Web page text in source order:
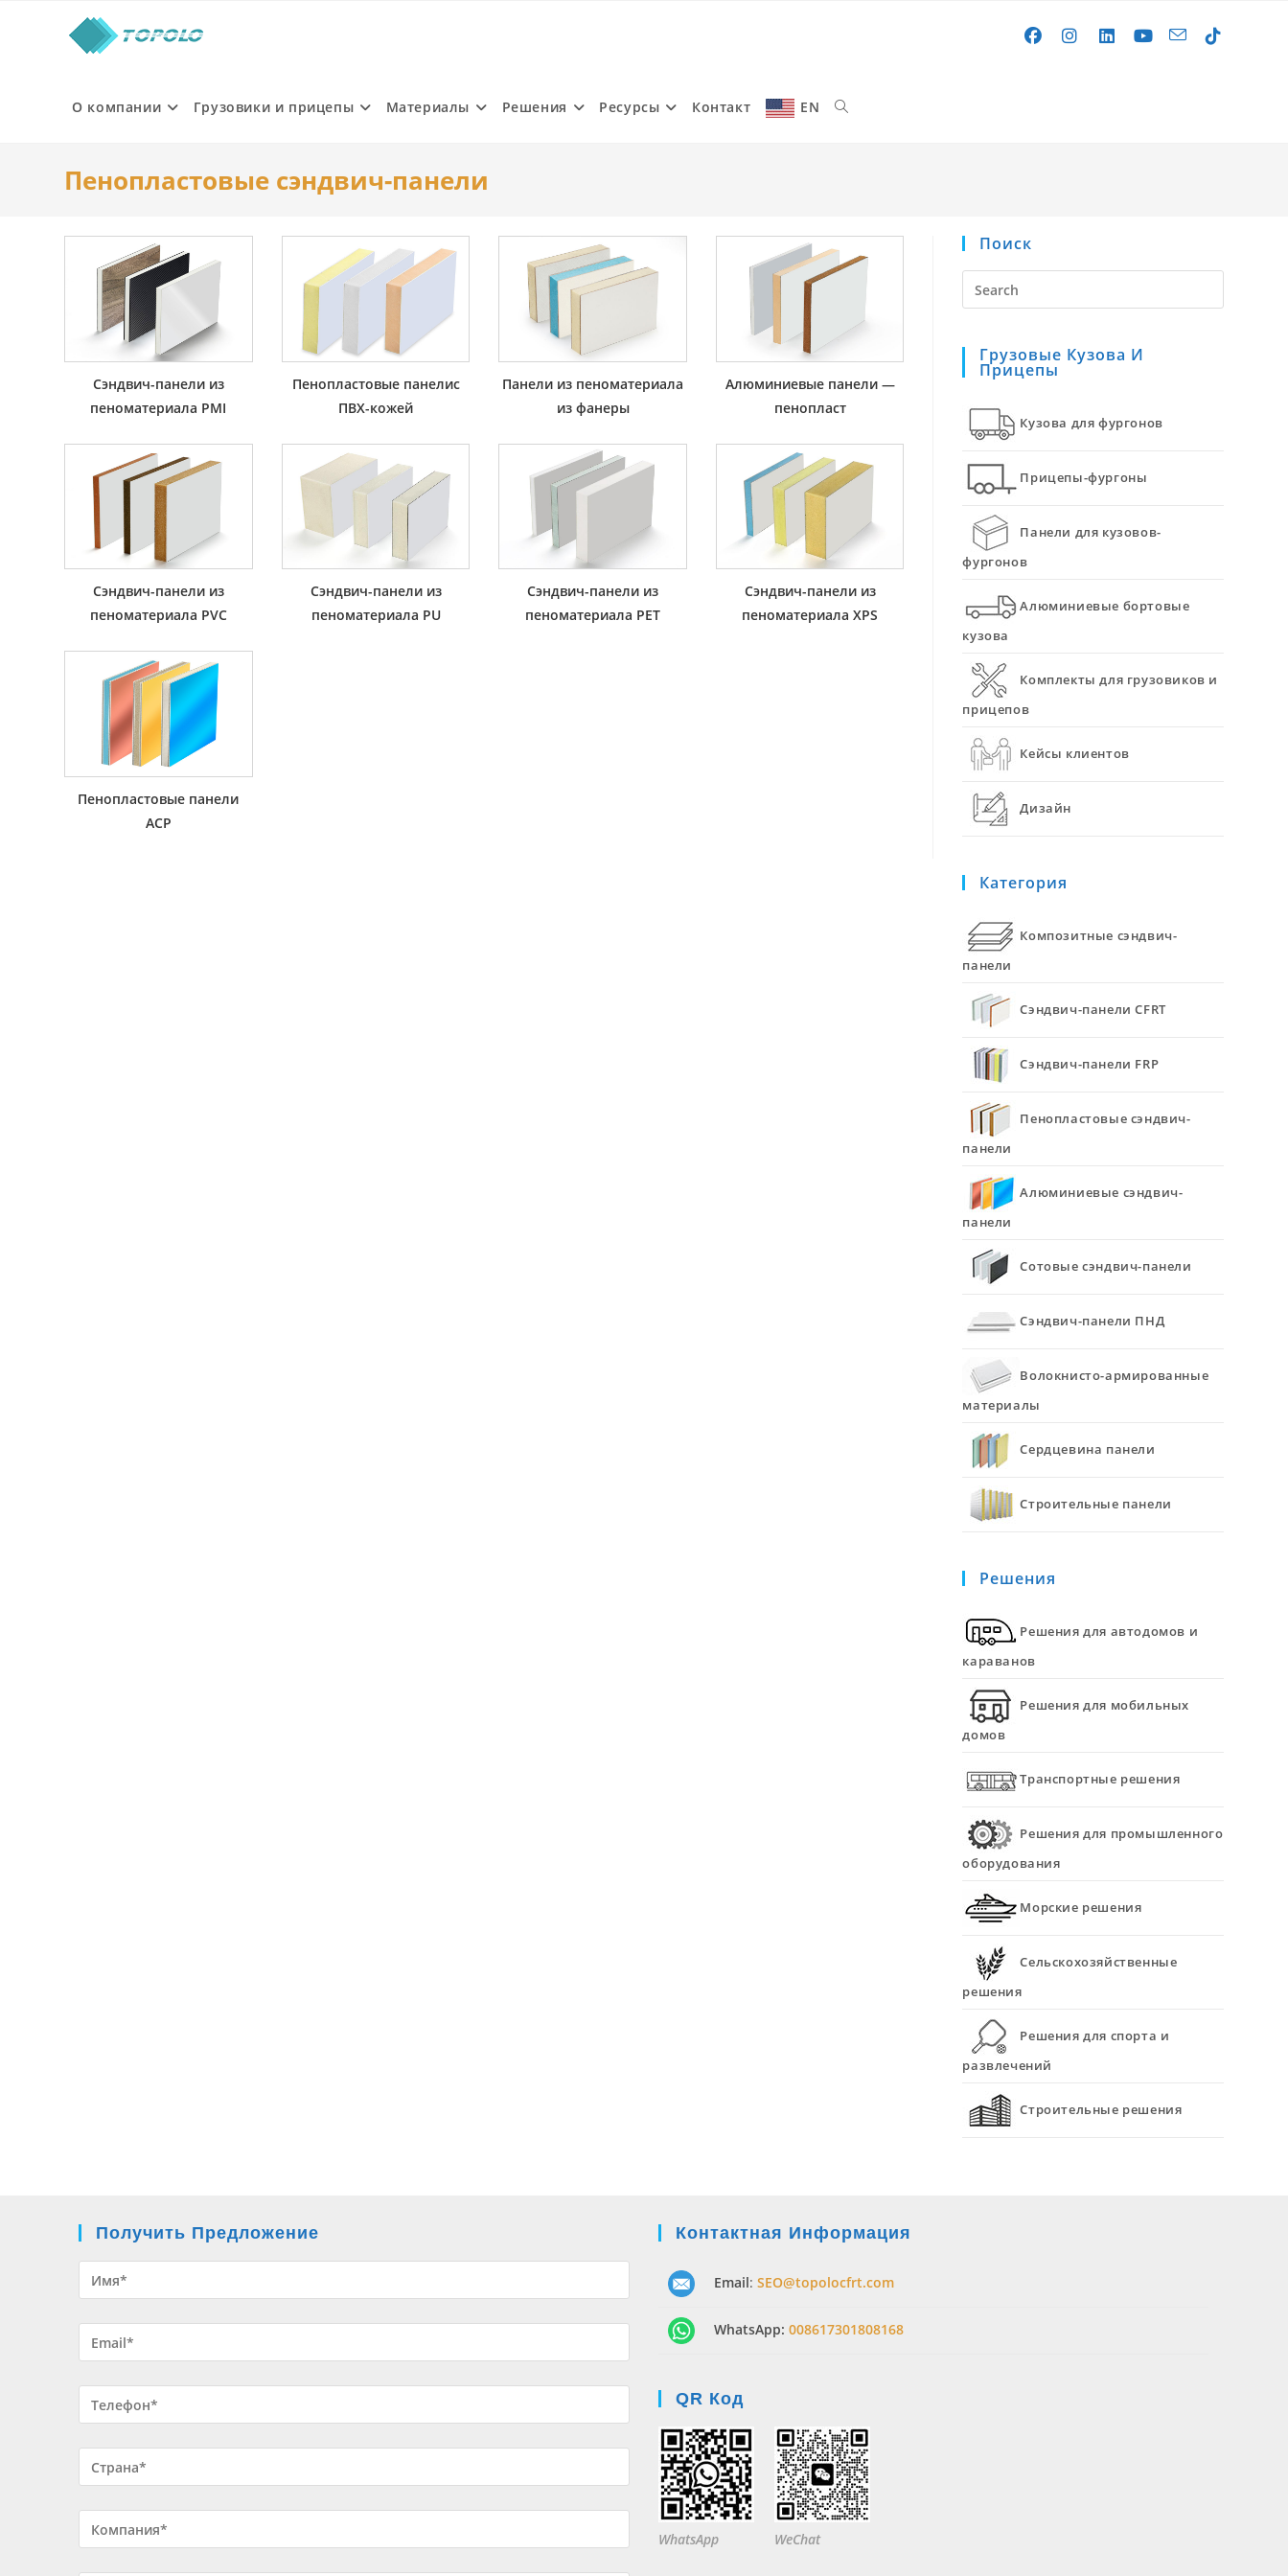
О компании Грузовики и прицепы Материалы Решения Ресурсы Контакт EN Toggle
search
Пенопластовые сэндвич-панели
Сэндвич-панели из
пеноматериала PMI
Пенопластовые панелис
ПВХ-кожей
Панели из пеноматериала
из фанеры
Алюминиевые панели —
пенопласт
Сэндвич-панели из
пеноматериала PVC
Сэндвич-панели из
пеноматериала PU
Сэндвич-панели из
пеноматериала PET
Сэндвич-панели из
пеноматериала XPS
Пенопластовые панели
ACP
Поиск
Escape
Грузовые Кузова И
Прицепы
Кузова для фургонов
Прицепы-фургоны
Панели для кузовов-
фургонов
Алюминиевые бортовые
кузова
Комплекты для грузовиков и
прицепов
Кейсы клиентов
Дизайн
Категория
Композитные сэндвич-
панели
Сэндвич-панели CFRT
Сэндвич-панели FRP
Пенопластовые сэндвич-
панели
Алюминиевые сэндвич-
панели
Сотовые сэндвич-панели
Сэндвич-панели ПНД
Волокнисто-армированные
материалы
Сердцевина панели
Строительные панели
Решения
Решения для автодомов и
караванов
Решения для мобильных
домов
Транспортные решения
Решения для промышленного
оборудования
Морские решения
Сельскохозяйственные
решения
Решения для спорта и
развлечений
Строительные решения
Получить Предложение Контактная Информация
Email: SEO@topolocfrt.com
WhatsApp: 008617301808168
QR Код
WhatsApp WeChat